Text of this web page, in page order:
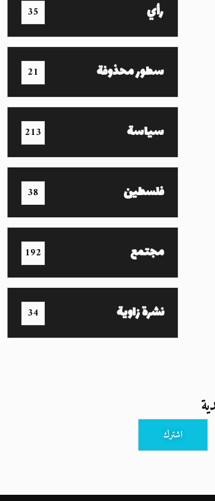
رأي 35
سطور محذوفة 21
سياسة 213
فلسطين 38
مجتمع 192
نشرة زاوية 34
اشترك